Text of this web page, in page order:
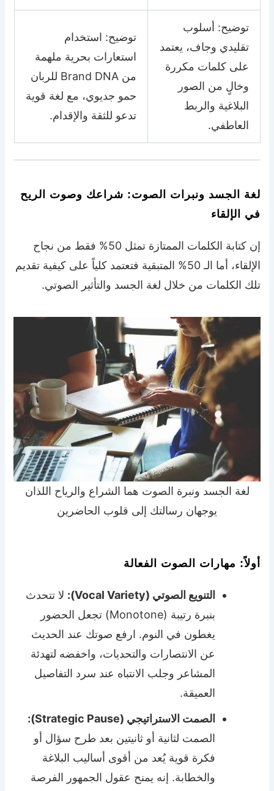
توضيح: أسلوب
تقليدي وجاف، يعتمد
على كلمات مكررة
وخالٍ من الصور
البلاغية والربط
العاطفي.
توضيح: استخدام
استعارات بحرية ملهمة
من Brand DNA للربان
حمو جديوي، مع لغة قوية
تدعو للثقة والإقدام.
لغة الجسد ونبرات الصوت: شراعك وصوت الريح
في الإلقاء
إن كتابة الكلمات الممتازة تمثل 50% فقط من نجاح
الإلقاء، أما الـ 50% المتبقية فتعتمد كلياً على كيفية تقديم
تلك الكلمات من خلال لغة الجسد والتأثير الصوتي.
لغة الجسد ونبرة الصوت هما الشراع والرياح اللذان
يوجهان رسالتك إلى قلوب الحاضرين
أولاً: مهارات الصوت الفعالة
التنويع الصوتي (Vocal Variety):
لا تتحدث
بنبرة رتيبة (Monotone) تجعل الحضور
يغطون في النوم. ارفع صوتك عند الحديث
عن الانتصارات والتحديات، واخفضه لتهدئة
المشاعر وجلب الانتباه عند سرد التفاصيل
العميقة.
الصمت الاستراتيجي (Strategic Pause):
الصمت لثانية أو ثانيتين بعد طرح سؤال أو
فكرة قوية يُعد من أقوى أساليب البلاغة
والخطابة. إنه يمنح عقول الجمهور الفرصة